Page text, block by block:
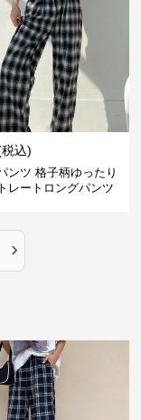
込)
ンツ 格子柄ゆったり
レートロングパンツ
›